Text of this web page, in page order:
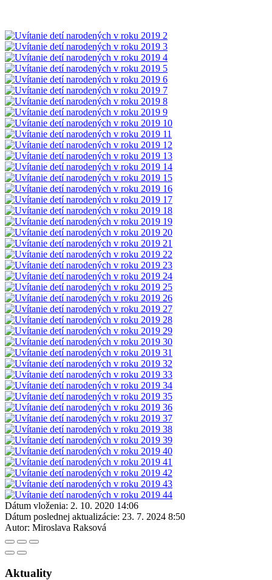
Dátum vloženia: 2. 10. 2020 14:06
Dátum poslednej aktualizácie: 23. 7. 2024 8:50
Autor: Miroslava Raksová
Aktuality